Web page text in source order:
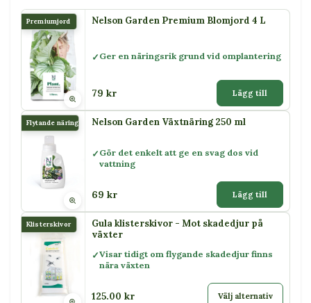
Premiumjord Nelson Garden Premium Blomjord 4 L
Ger en näringsrik grund vid omplantering
79 kr Lägg till
Flytande näring Nelson Garden Växtnäring 250 ml
Gör det enkelt att ge en svag dos vid
vattning
69 kr Lägg till
Klisterskivor
Gula klisterskivor - Mot skadedjur på
växter
Visar tidigt om flygande skadedjur finns
nära växten
125.00 kr Välj alternativ